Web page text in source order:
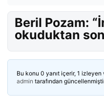
Beril Pozam:
okuduktan
Bu konu 0 yanıt içerir, 1 izleyen
admin tarafından